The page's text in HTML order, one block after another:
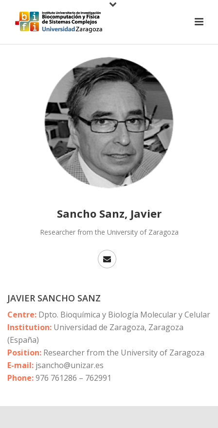
Sancho Sanz, Javier
Researcher from the University of Zaragoza
JAVIER SANCHO SANZ
Centre: Dpto. Bioquímica y Biología Molecular y Celular
Institution: Universidad de Zaragoza, Zaragoza
(España)
Position: Researcher from the University of Zaragoza
E-mail: jsancho@unizar.es
Phone:976 761286 – 762991